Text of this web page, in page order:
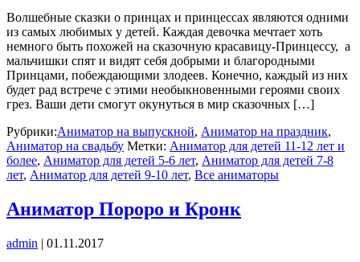
Волшебные сказки о принцах и принцессах являются одними
из самых любимых у детей. Каждая девочка мечтает хоть
немного быть похожей на сказочную красавицу-Принцессу, а
мальчишки спят и видят себя добрыми и благородными
Принцами, побеждающими злодеев. Конечно, каждый из них
будет рад встрече с этими необыкновенными героями своих
грез. Ваши дети смогут окунуться в мир сказочных […]
Рубрики:Аниматор на выпускной, Аниматор на праздник,
Аниматор на свадьбу Метки: Аниматор для детей 11-12 лет и
более, Аниматор для детей 5-6 лет, Аниматор для детей 7-8
лет, Аниматор для детей 9-10 лет, Все аниматоры
Аниматор Пороро и Кронк
admin | 01.11.2017